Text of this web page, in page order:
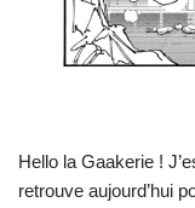
Hello la Gaakerie !
retrouve aujourd’hui